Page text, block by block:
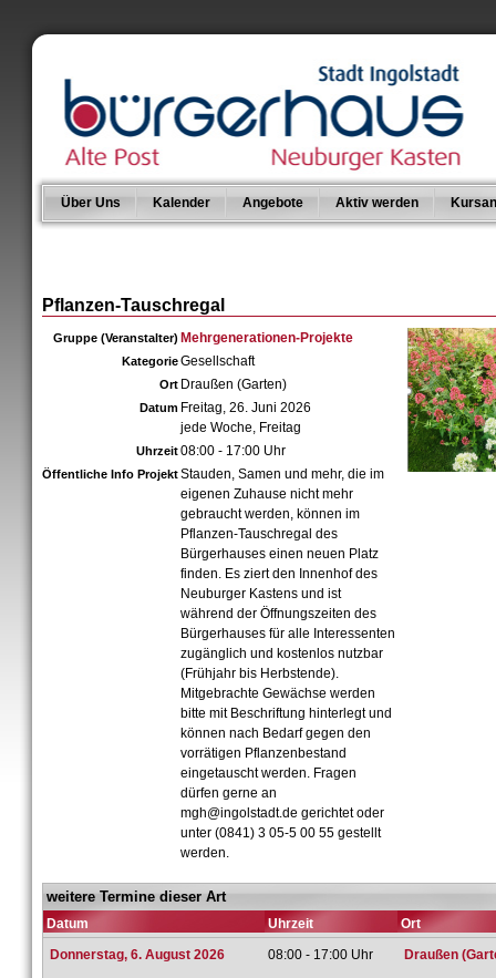
Über Uns Kalender Angebote Aktiv werden
Pflanzen-Tauschregal
Gruppe (Veranstalter) Mehrgenerationen-Projekte
KategorieGesellschaft
Ort Draußen (Garten)
Datum Freitag, 26. Juni 2026
jede Woche, Freitag
Uhrzeit08:00 - 17:00 Uhr
Öffentliche Info ProjektStauden, Samen und mehr, die im
eigenen Zuhause nicht mehr
gebraucht werden, können im
Pflanzen-Tauschregal des
Bürgerhauses einen neuen Platz
finden. Es ziert den Innenhof des
Neuburger Kastens und ist
während der Öffnungszeiten des
Bürgerhauses für alle Interessenten
zugänglich und kostenlos nutzbar
(Frühjahr bis Herbstende).
Mitgebrachte Gewächse werden
bitte mit Beschriftung hinterlegt und
können nach Bedarf gegen den
vorrätigen Pflanzenbestand
eingetauscht werden. Fragen
dürfen gerne an
mgh@ingolstadt.de gerichtet oder
unter (0841) 3 05-5 00 55 gestellt
werden.
weitere Termine dieser Art
Datum Uhrzeit
Ort
Donnerstag, 6. August 2026
08:00 - 17:00 Uhr Draußen